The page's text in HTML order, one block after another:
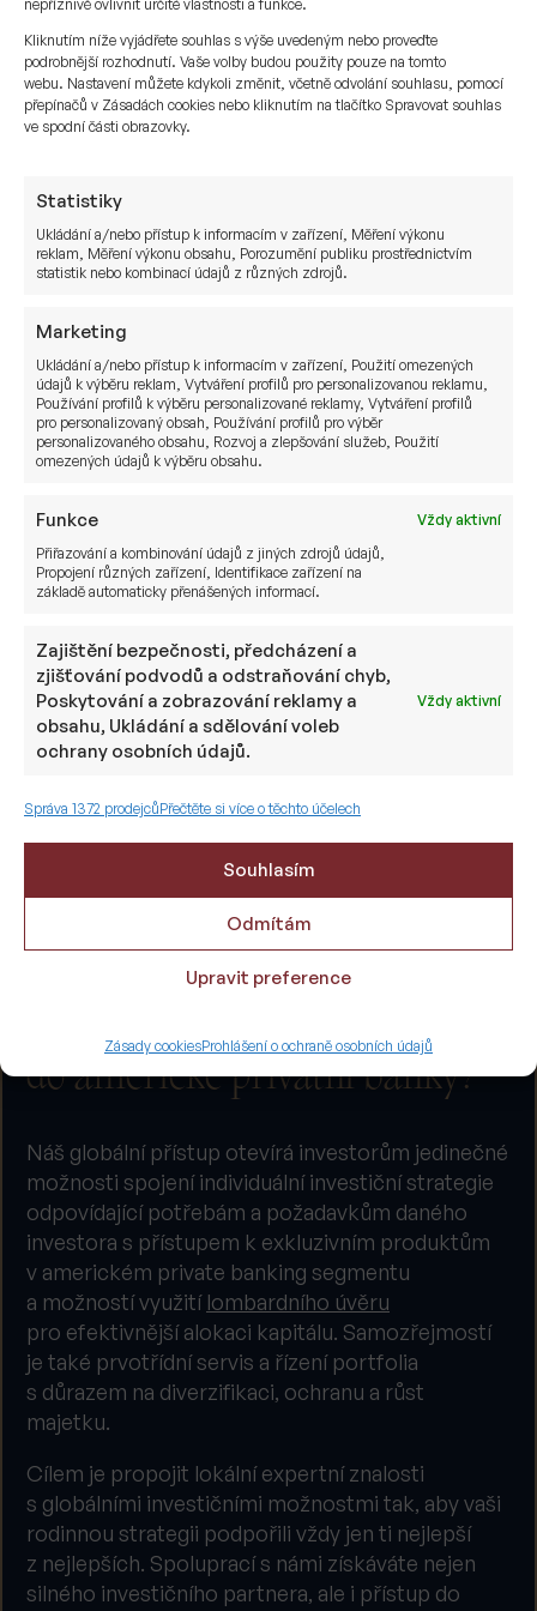
nepříznivě ovlivnit určité vlastnosti a funkce.
Kliknutím níže vyjádřete souhlas s výše uvedeným nebo proveďte
podrobnější rozhodnutí. Vaše volby budou použity pouze na tomto
webu. Nastavení můžete kdykoli změnit, včetně odvolání souhlasu, pomocí
přepínačů v Zásadách cookies nebo kliknutím na tlačítko Spravovat souhlas
ve spodní části obrazovky.
Statistiky
Ukládání a/nebo přístup k informacím v zařízení, Měření výkonu
reklam, Měření výkonu obsahu, Porozumění publiku prostřednictvím
statistik nebo kombinací údajů z různých zdrojů.
Marketing
Ukládání a/nebo přístup k informacím v zařízení, Použití omezených
údajů k výběru reklam, Vytváření profilů pro personalizovanou reklamu,
Používání profilů k výběru personalizované reklamy, Vytváření profilů
pro personalizovaný obsah, Používání profilů pro výběr
personalizovaného obsahu, Rozvoj a zlepšování služeb, Použití
omezených údajů k výběru obsahu.
Funkce
Vždy aktivní
Přiřazování a kombinování údajů z jiných zdrojů údajů,
Propojení různých zařízení, Identifikace zařízení na
základě automaticky přenášených informací.
Zajištění bezpečnosti, předcházení a
zjišťování podvodů a odstraňování chyb,
Poskytování a zobrazování reklamy a
obsahu, Ukládání a sdělování voleb
ochrany osobních údajů.
Vždy aktivní
Správa 1372 prodejcůPřečtěte si více o těchto účelech
Souhlasím
Odmítám
Upravit preference
Zásady cookiesProhlášení o ochraně osobních údajů
Při spolupráci se Sušánka & partneři získává
investor z České či Slovenské republiky výhodu
díky navázání spolupráce dvou špičkových
úrovni.
Lokální tým Sušánka & partneři se zaměřuje na
pochopení vaší osobní a rodinné finanční situace,
strukturu s ohledem na dlouhodobé cíle, ochranu
a růst kapitálu. Využívá k tomu bohaté zkušenosti
s privátním bankovnictvím a investováním v rámci
globálních private equity trhů, lombardního
financování a správného načasování vstupu na
Externí tým se věnuje rozvíjení vztahů s jednou
z největších amerických privátních bank v rámci
TOP 3 bankovních institucí a poskytuje tak
v USA, které jsou běžně dostupné pouze
pro institucionální investory nebo klienty s velmi
vysokým majetkem. Mezi tyto příležitosti patří
alternativní investice, specializované private
struktury a přímé investice v podobě co-
investování společně s bankou.
Jak vám Sušánka & partneři
pomůže se vstupem
do americké privátní banky?
Náš globální přístup otevírá investorům jedinečné
možnosti spojení individuální investiční strategie
odpovídající potřebám a požadavkům daného
investora s přístupem k exkluzivním produktům
v americkém private banking segmentu
a možností využití lombardního úvěru
pro efektivnější alokaci kapitálu. Samozřejmostí
je také prvotřídní servis a řízení portfolia
s důrazem na diverzifikaci, ochranu a růst
majetku.
Cílem je propojit lokální expertní znalosti
s globálními investičními možnostmi tak, aby vaši
rodinnou strategii podpořili vždy jen ti nejlepší
z nejlepších. Spoluprací s námi získáváte nejen
silného investičního partnera, ale i přístup do